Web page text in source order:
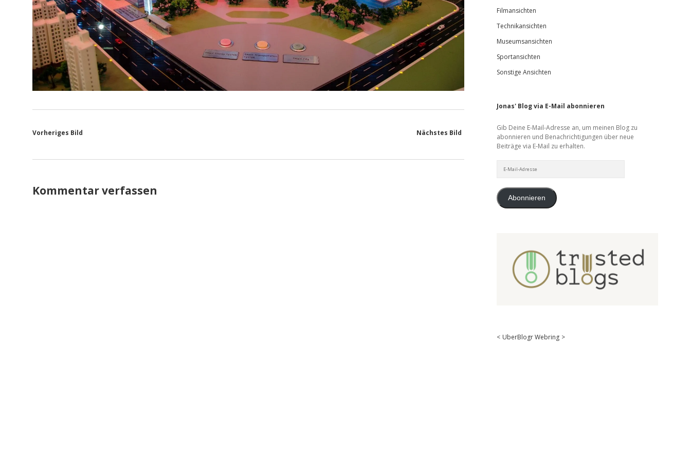
Vorheriges Bild Nächstes Bild
Kommentar verfassen
Filmansichten
Technikansichten
Museumsansichten
Sportansichten
Sonstige Ansichten
Jonas' Blog via E-Mail abonnieren
Gib Deine E-Mail-Adresse an, um meinen Blog zu
abonnieren und Benachrichtigungen über neue
Beiträge via E-Mail zu erhalten.
Mail-
Abonnieren
< UberBlogr Webring >